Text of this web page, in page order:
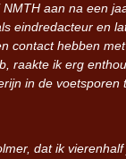
aan na een
eindredacteur en
contact hebben
raakte ik erg
in de
dat ik